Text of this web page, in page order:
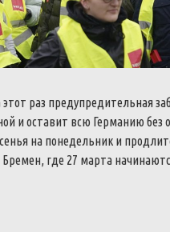
раз предупредительная
и оставит всю Германию без
на понедельник и
где 27 марта